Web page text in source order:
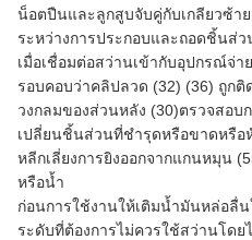
น็อตปืนและลูกสูบจับคู่กับเกลียวซ้า
ระหว่างการประกอบและถอดชิ้นส่ว
เมื่อเชื่อมต่อสว่านเข้ากับอุปกรณ์จ่า
รอบคอบว่าคลิปลวด (32) (36) ถูกติ
วงกลมของส่วนหลัง (30)ตรวจสอบ
เปลี่ยนชิ้นส่วนที่ชำรุดหรือขาดหรือ
หลีกเลี่ยงการยิงออกจากแกนหมุน
หรือน้ำ
ก่อนการใช้งานให้เติมน้ำมันหล่อลื่
ระดับที่ต้องการไม่ควรใช้สว่านโด